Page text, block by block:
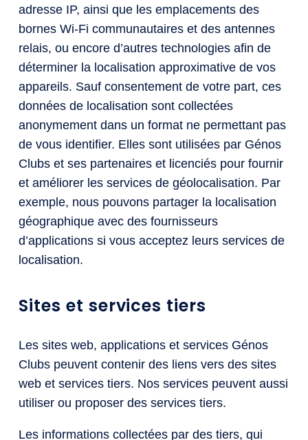
adresse IP, ainsi que les emplacements des
bornes Wi-Fi communautaires et des antennes
relais, ou encore d’autres technologies afin de
déterminer la localisation approximative de vos
appareils. Sauf consentement de votre part, ces
données de localisation sont collectées
anonymement dans un format ne permettant pas
de vous identifier. Elles sont utilisées par Génos
Clubs et ses partenaires et licenciés pour fournir
et améliorer les services de géolocalisation. Par
exemple, nous pouvons partager la localisation
géographique avec des fournisseurs
d’applications si vous acceptez leurs services de
localisation.
Sites et services tiers
Les sites web, applications et services Génos
Clubs peuvent contenir des liens vers des sites
web et services tiers. Nos services peuvent aussi
utiliser ou proposer des services tiers.
Les informations collectées par des tiers, qui